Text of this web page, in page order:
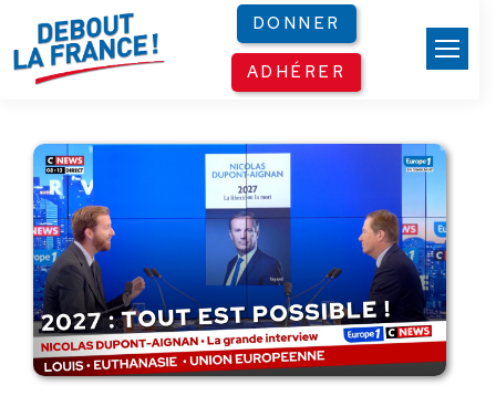
DONNER
ADHÉRER
Panneau de gestion des cookies